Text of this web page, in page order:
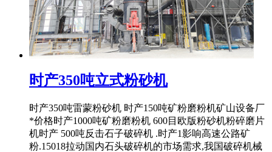
时产350吨立式粉砂机
时产350吨雷蒙粉砂机 时产150吨矿粉磨粉机矿山设备厂
*价格时产1000吨矿粉磨粉机 600目欧版粉砂机粉碎磨片
机时产 500吨反击石子破碎机 .时产1影响高速公路矿
粉.15018拉动国内石头破碎机的市场需求,我国破碎机械